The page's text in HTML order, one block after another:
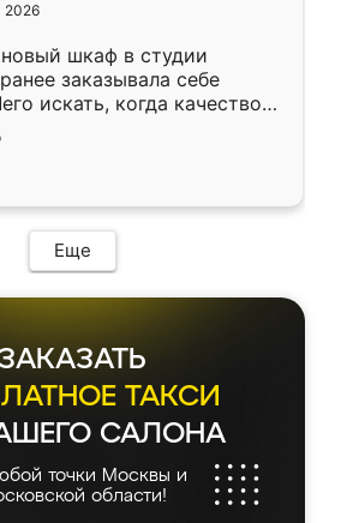
2026
новый шкаф в студии
заказывала себе
искать, когда качеством
Служит кухня уже почти
нет.
Еще
ЗАКАЗАТЬ
ТАКСИ
САЛОНА
точки Москвы и
области!